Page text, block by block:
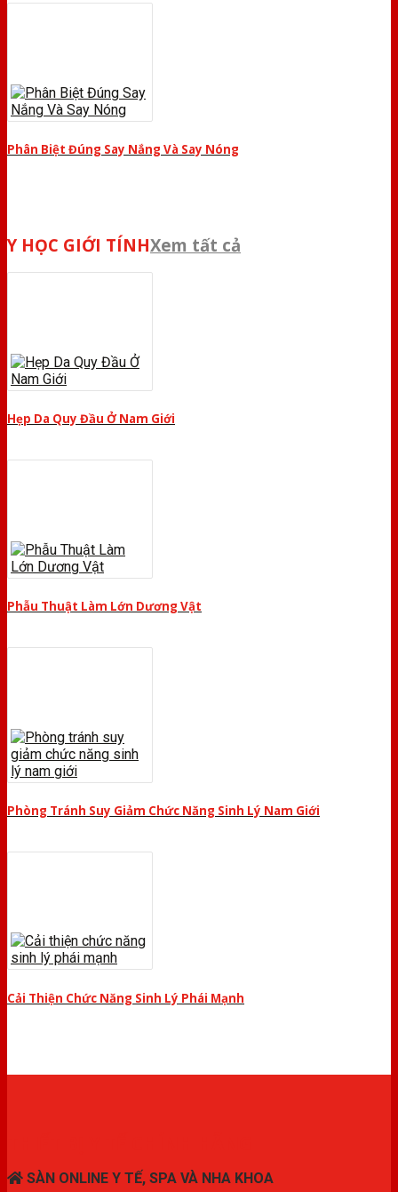
Phân Biệt Đúng Say Nắng Và Say Nóng
Y HỌC GIỚI TÍNHXem tất cả
Hẹp Da Quy Đầu Ở Nam Giới
Phẫu Thuật Làm Lớn Dương Vật
Phòng Tránh Suy Giảm Chức Năng Sinh Lý Nam Giới
Cải Thiện Chức Năng Sinh Lý Phái Mạnh
SÀN ONLINE Y TẾ, SPA VÀ NHA KHOA